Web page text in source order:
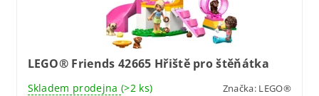
LEGO® Friends 42665 Hřiště pro štěňátka
Skladem prodejna (>2 ks) Značka: LEGO®